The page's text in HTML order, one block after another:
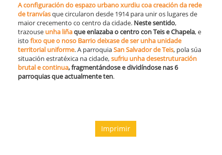
A configuración do espazo urbano xurdiu coa creación da rede
de tranvíasque circularon desde 1914 para unir os lugares de
maior crecemento co centro da cidade. Neste sentido,
trazouse unha liñaque enlazaba o centro con Teis e Chapela, e
isto fixo que o noso Barrio deixase de ser unha unidade
territorial uniforme. A parroquiaSan Salvador de Teis, pola súa
situación estratéxica na cidade,sufriu unha desestruturación
brutal e continua, fragmentándose e dividíndose nas 6
parroquias que actualmente ten.
Imprimir